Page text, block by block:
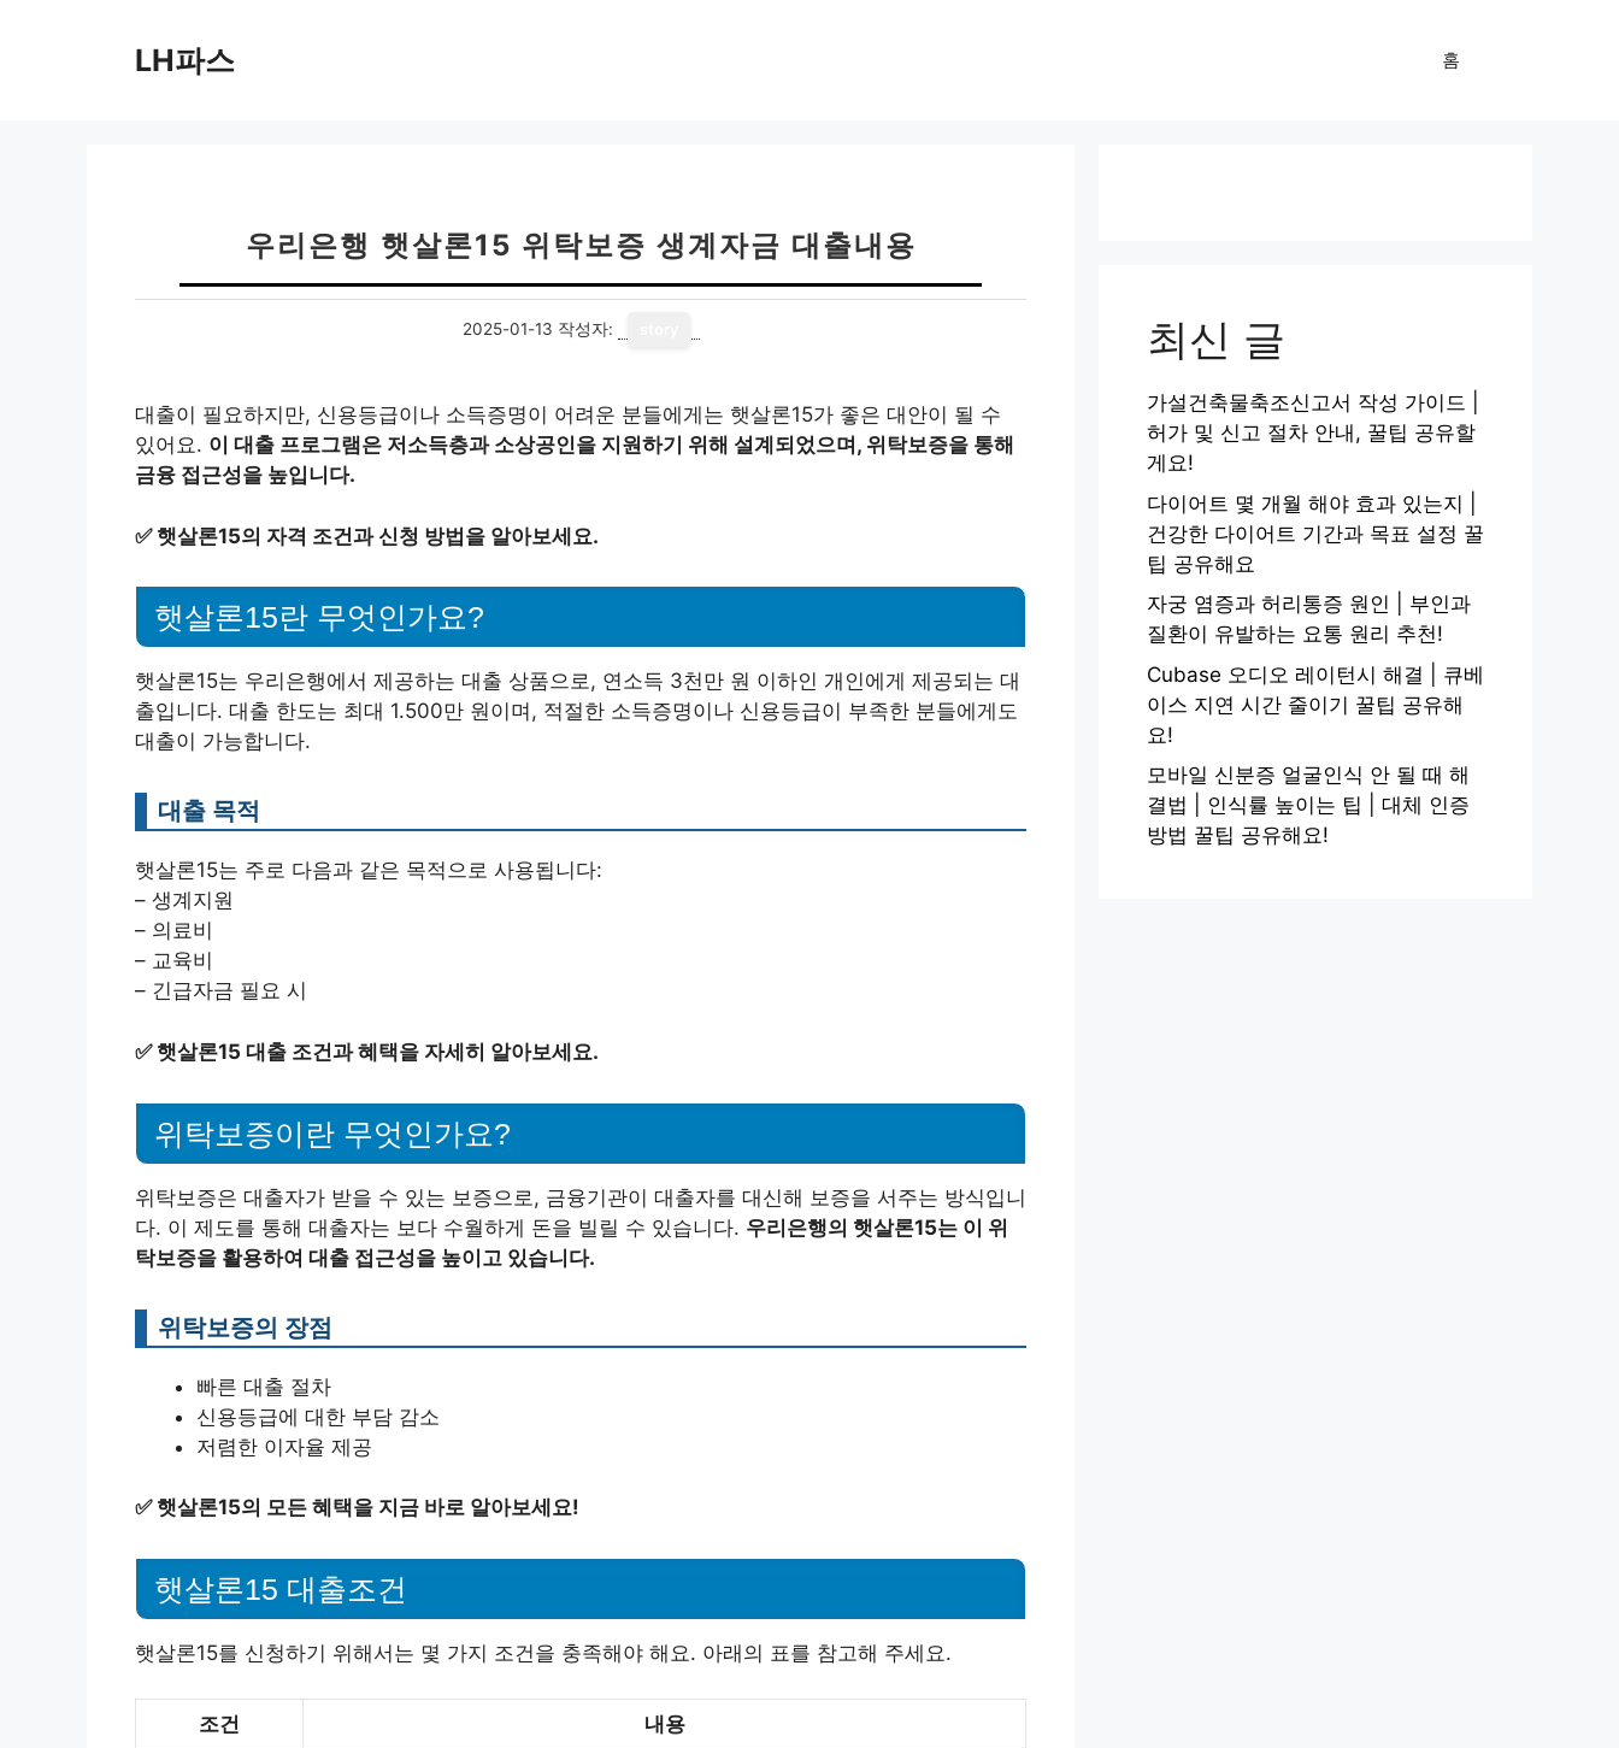
LH파스 홈
우리은행 햇살론15 위탁보증 생계자금 대출내용
2025-01-13 작성자:
대출이 필요하지만, 신용등급이나 소득증명이 어려운 분들에게는 햇살론15가 좋은 대안이 될 수
있어요. 이 대출 프로그램은 저소득층과 소상공인을 지원하기 위해 설계되었으며, 위탁보증을 통해
금융 접근성을 높입니다.
✅ 햇살론15의 자격 조건과 신청 방법을 알아보세요.
햇살론15란 무엇인가요?
햇살론15는 우리은행에서 제공하는 대출 상품으로, 연소득 3천만 원 이하인 개인에게 제공되는 대
출입니다. 대출 한도는 최대 1.500만 원이며, 적절한 소득증명이나 신용등급이 부족한 분들에게도
대출이 가능합니다.
대출 목적
햇살론15는 주로 다음과 같은 목적으로 사용됩니다:
– 생계지원
– 의료비
– 교육비
– 긴급자금 필요 시
✅ 햇살론15 대출 조건과 혜택을 자세히 알아보세요.
위탁보증이란 무엇인가요?
위탁보증은 대출자가 받을 수 있는 보증으로, 금융기관이 대출자를 대신해 보증을 서주는 방식입니
다. 이 제도를 통해 대출자는 보다 수월하게 돈을 빌릴 수 있습니다. 우리은행의 햇살론15는 이 위
탁보증을 활용하여 대출 접근성을 높이고 있습니다.
위탁보증의 장점
빠른 대출 절차
신용등급에 대한 부담 감소
저렴한 이자율 제공
✅ 햇살론15의 모든 혜택을 지금 바로 알아보세요!
햇살론15 대출조건
햇살론15를 신청하기 위해서는 몇 가지 조건을 충족해야 해요. 아래의 표를 참고해 주세요.
조건 내용
최신 글
가설건축물축조신고서 작성 가이드 |
허가 및 신고 절차 안내, 꿀팁 공유할
게요!
다이어트 몇 개월 해야 효과 있는지 |
건강한 다이어트 기간과 목표 설정 꿀
팁 공유해요
자궁 염증과 허리통증 원인 | 부인과
질환이 유발하는 요통 원리 추천!
Cubase 오디오 레이턴시 해결 | 큐베
이스 지연 시간 줄이기 꿀팁 공유해
요!
모바일 신분증 얼굴인식 안 될 때 해
결법 | 인식률 높이는 팁 | 대체 인증
방법 꿀팁 공유해요!